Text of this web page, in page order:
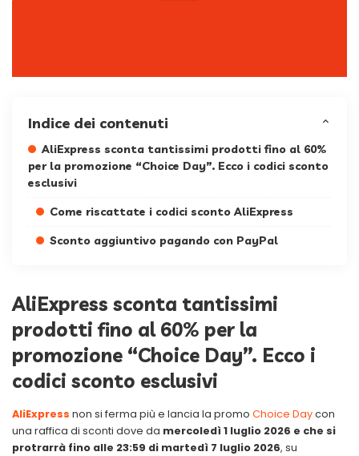
Indice dei contenuti
AliExpress sconta tantissimi prodotti fino al 60%
per la promozione “Choice Day”. Ecco i codici sconto
esclusivi
Come riscattate i codici sconto AliExpress
Sconto aggiuntivo pagando con PayPal
AliExpress sconta tantissimi
prodotti fino al 60% per la
promozione “Choice Day”. Ecco i
codici sconto esclusivi
AliExpress non si ferma più e lancia la promo Choice Daycon
una raffica di sconti dove da mercoledì 1 luglio 2026 e che si
protrarrà fino alle 23:59 di martedì 7 luglio 2026, su